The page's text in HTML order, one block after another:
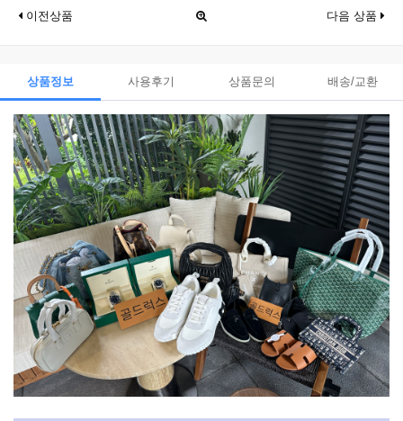
이전상품 다음 상품
상품정보 사용후기 상품문의 배송/교환